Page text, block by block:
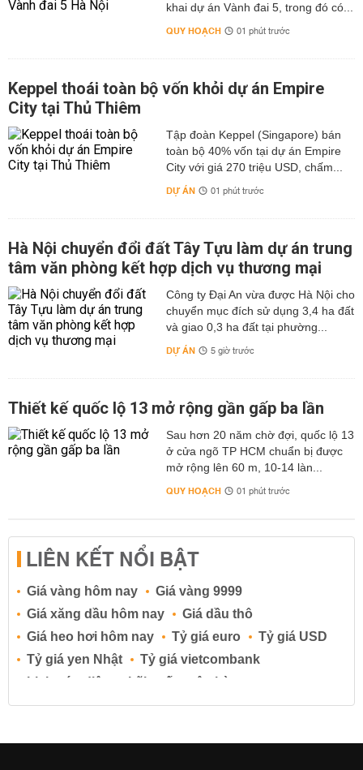
khai dự án Vành đai 5, trong đó có...
QUY HOẠCH 01 phút trước
Keppel thoái toàn bộ vốn khỏi dự án Empire
City tại Thủ Thiêm
Tập đoàn Keppel (Singapore) bán
toàn bộ 40% vốn tại dự án Empire
City với giá 270 triệu USD, chấm...
DỰ ÁN 01 phút trước
Hà Nội chuyển đổi đất Tây Tựu làm dự án trung
tâm văn phòng kết hợp dịch vụ thương mại
Công ty Đại An vừa được Hà Nội cho
chuyển mục đích sử dụng 3,4 ha đất
và giao 0,3 ha đất tại phường...
DỰ ÁN 5 giờ trước
Thiết kế quốc lộ 13 mở rộng gần gấp ba lần
Sau hơn 20 năm chờ đợi, quốc lộ 13
ở cửa ngõ TP HCM chuẩn bị được
mở rộng lên 60 m, 10-14 làn...
QUY HOẠCH 01 phút trước
LIÊN KẾT NỔI BẬT
Giá vàng hôm nay
Giá vàng 9999
Giá xăng dầu hôm nay
Giá dầu thô
Giá heo hơi hôm nay
Tỷ giá euro
Tỷ giá USD
Tỷ giá yen Nhật
Tỷ giá vietcombank
Lịch cúp điện
Lãi suất ngân hàng
Lãi suất tiết kiệm
Lãi suất tiền gửi